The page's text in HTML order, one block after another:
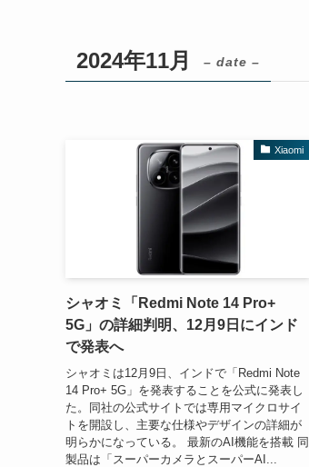
2024年11月 – date –
Xiaomi
シャオミ「Redmi Note 14 Pro+
5G」の詳細判明、12月9日にインド
で発表へ
シャオミは12月9日、インドで「Redmi Note
14 Pro+ 5G」を発表することを公式に発表し
た。同社の公式サイトでは専用マイクロサイ
トを開設し、主要な仕様やデザインの詳細が
明らかになっている。 最新のAI機能を搭載 同
製品は「スーパーカメラとスーパーAI...